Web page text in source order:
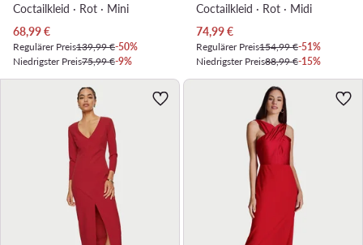
Coctailkleid · Rot · Mini
Aktueller Preis
68,99€
Regulärer Preis139,99 €-50%
Niedrigster Preis75,99 €-9%
Coctailkleid · Rot · Midi
Aktueller Preis
74,99€
Regulärer Preis154,99 €-51%
Niedrigster Preis88,99 €-15%